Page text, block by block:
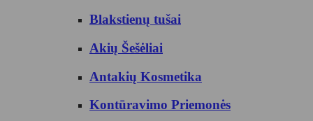
Blakstienų tušai
Akių Šešėliai
Antakių Kosmetika
Kontūravimo Priemonės